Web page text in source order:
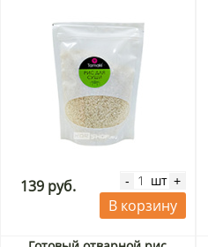
139 руб. - шт +
В корзину